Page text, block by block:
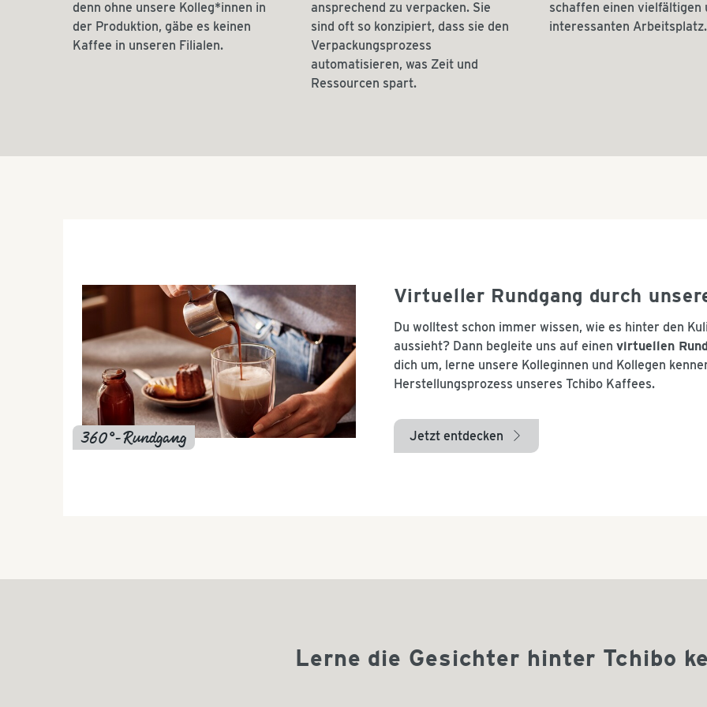
denn ohne unsere Kolleg*innen in
der Produktion, gäbe es keinen
Kaffee in unseren Filialen.
ansprechend zu verpacken. Sie
sind oft so konzipiert, dass sie den
Verpackungsprozess
automatisieren, was Zeit und
Ressourcen spart.
schaffen einen vielfältigen
interessanten Arbeitsplatz.
360°-Rundgang
Virtueller Rundgang durch
Du wolltest schon immer wissen, wie es hinter den
aussieht? Dann begleite uns auf einen virtuellen
dich um, lerne unsere Kolleginnen und Kollegen
Herstellungsprozess unseres Tchibo Kaffees.
Jetzt entdecken arrow_right
Lerne die Gesichter hinter Tchibo